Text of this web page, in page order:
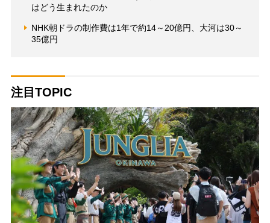
はどう生まれたのか
NHK朝ドラの制作費は1年で約14～20億円、大河は30～
35億円
注目TOPIC